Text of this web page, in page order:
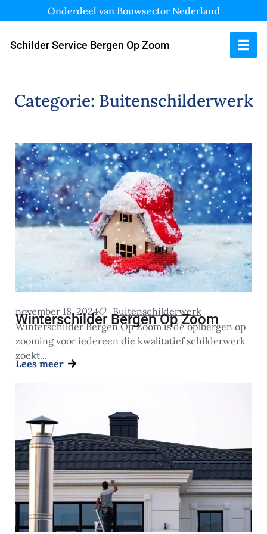
Onderdeel van Bouwsector Nederland
Schilder Service Bergen Op Zoom
Categorie: Buitenschilderwerk
november 18, 2024 Buitenschilderwerk
Winterschilder Bergen Op Zoom
Winterschilder Bergen Op Zoom is dé oplbergen op
zooming voor iedereen die kwalitatief schilderwerk
zoekt...
Lees meer